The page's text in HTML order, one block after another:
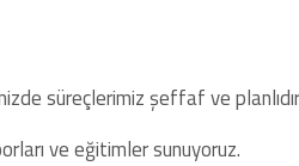
süreçlerimiz şeffaf ve
ve eğitimler sunuyoruz.